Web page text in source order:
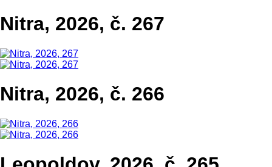
Nitra, 2026, č. 267
Nitra, 2026, č. 266